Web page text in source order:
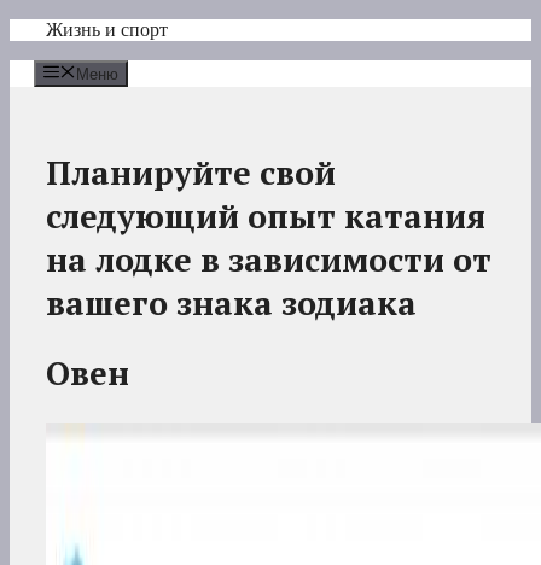
Перейти
содержимому
Жизнь и спорт
Меню
Планируйте свой
следующий опыт катания
на лодке в зависимости от
вашего знака зодиака
Овен